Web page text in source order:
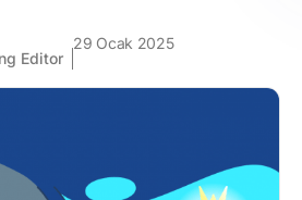
Editor
29 Ocak 2025